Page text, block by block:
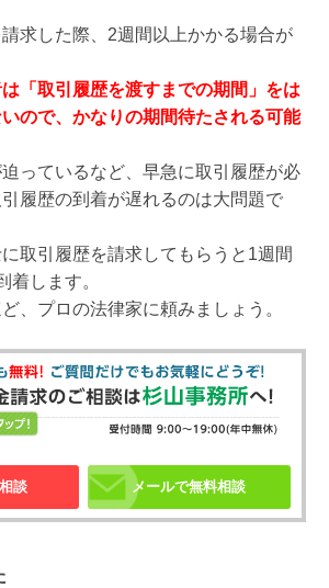
求した際、2週間以上かかる場合が
「取引履歴を渡すまでの期間」をは
ので、かなりの期間待たされる可能
っているなど、早急に取引履歴が必
履歴の到着が遅れるのは大問題で
取引履歴を請求してもらうと1週間
着します。
、プロの法律家に頼みましょう。
談 メールで無料相談